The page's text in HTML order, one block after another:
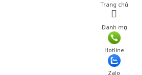
Trang chủ
Danh mục
Hotline
Zalo